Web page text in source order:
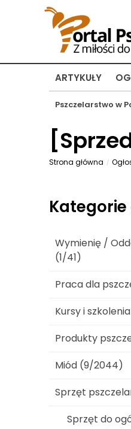
ARTYKUŁY
Pszczelarstwo w
[
Strona główna
Kategorie
Wymienię /
(1/41)
Praca dla
Kursy i
Produkty
Miód (9/2044)
Sprzęt
Sprzęt do